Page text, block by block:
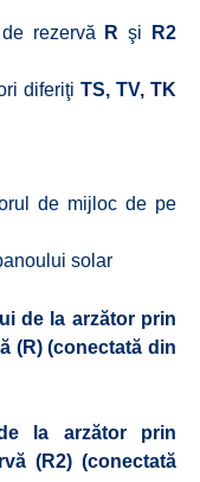
rezervă R şi
R2
diferiţi TS, TV, TK
de mijloc de pe
solar
de la arzător prin
(R) (conectată din
la arzător prin
(R2) (conectată